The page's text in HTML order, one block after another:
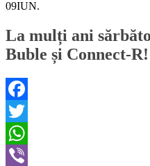
09IUN.
La mulți ani
Buble și Connect-R!
Facebook
Twitter
WhatsApp